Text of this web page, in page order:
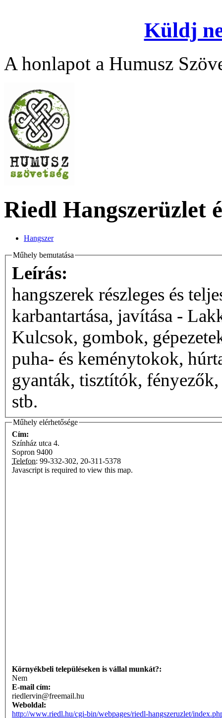
Küldj
A honlapot a Humusz
Riedl Hangszerüzlet
Hangszer
Műhely bemutatása
Leírás:
hangszerek részleges és
karbantartása, javítása - Lakkozás, ezüstözés - Vonószőrözés -
Kulcsok, gombok,
puha- és keménytokok,
gyanták, tisztítók,
stb.
Műhely elérhetősége
Cím:
Színház utca 4.
Sopron 9400
Telefon: 99-332-302, 20-311-5378
Javascript is required to view this map.
Környékbeli településeken is vállal munkát?:
Nem
E-mail cím:
riedlervin@freemail.hu
Weboldal:
http://www.riedl.hu/cgi-bin/webpages/riedl-hangszeruzlet/